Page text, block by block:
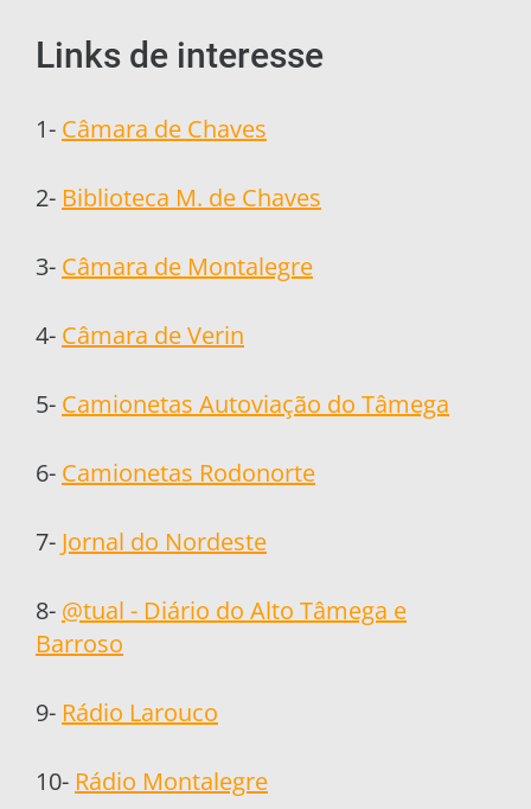
Links de interesse
1- Câmara de Chaves
2- Biblioteca M. de Chaves
3- Câmara de Montalegre
4- Câmara de Verin
5- Camionetas Autoviação do Tâmega
6- Camionetas Rodonorte
7- Jornal do Nordeste
8- @tual - Diário do Alto Tâmega e
Barroso
9- Rádio Larouco
10- Rádio Montalegre